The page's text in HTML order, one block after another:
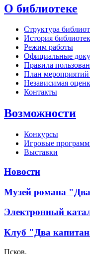
О библиотеке
Структура
История
Режим работы
Официальные
Правила
План
Независимая
Контакты
Возможности
Конкурсы
Игровые
Выставки
Новости
Музей романа
Электронный
Клуб "Два
Псков,